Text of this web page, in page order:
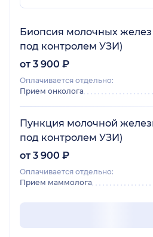
Биопсия молочных желез
под контролем УЗИ)
от 3 900 ₽
Оплачивается отдельно:
Прием онколога
Пункция молочной
под контролем УЗИ)
от 3 900 ₽
Оплачивается отдельно:
Прием маммолога